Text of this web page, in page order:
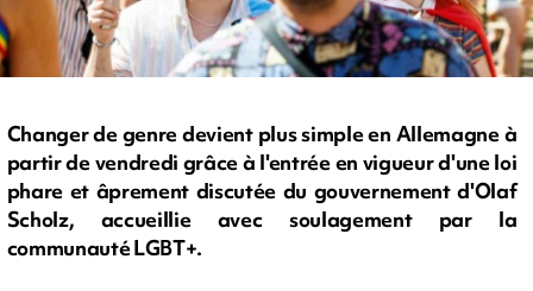
Changer de genre devient plus simple en Allemagne à
partir de vendredi grâce à l'entrée en vigueur d'une loi
phare et âprement discutée du gouvernement d'Olaf
Scholz, accueillie avec soulagement par la
communauté LGBT+.